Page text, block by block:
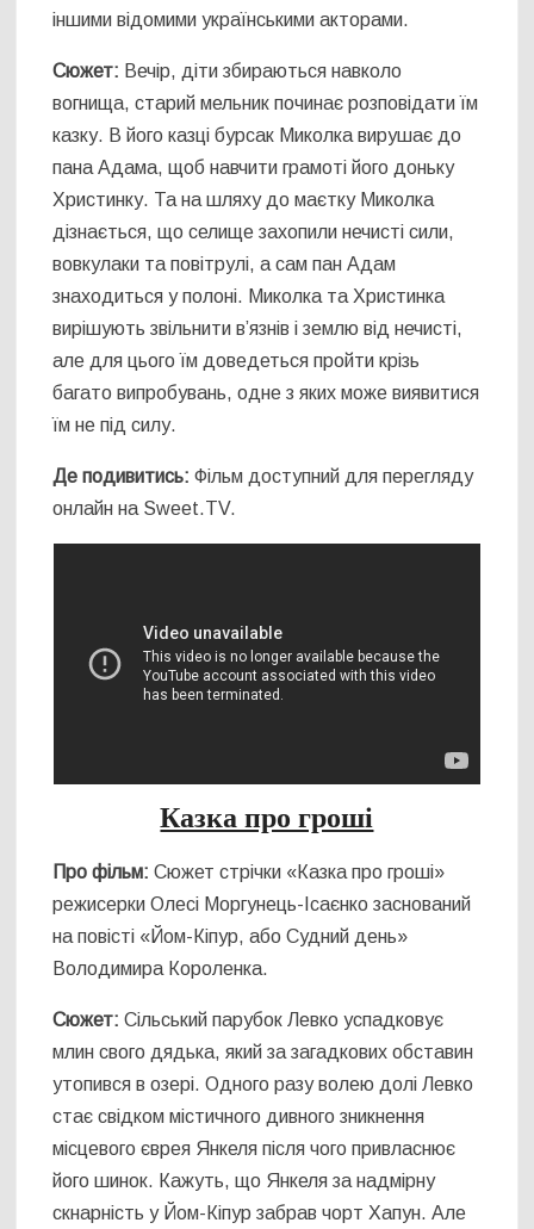
іншими відомими українськими акторами.
Сюжет: Вечір, діти збираються навколо
вогнища, старий мельник починає розповідати їм
казку. В його казці бурсак Миколка вирушає до
пана Адама, щоб навчити грамоті його доньку
Христинку. Та на шляху до маєтку Миколка
дізнається, що селище захопили нечисті сили,
вовкулаки та повітрулі, а сам пан Адам
знаходиться у полоні. Миколка та Христинка
вирішують звільнити в’язнів і землю від нечисті,
але для цього їм доведеться пройти крізь
багато випробувань, одне з яких може виявитися
їм не під силу.
Де подивитись:Фільм доступний для перегляду
онлайн на Sweet.TV.
Казка про гроші
Про фільм:Сюжет стрічки «Казка про гроші»
режисерки Олесі Моргунець-Ісаєнко заснований
на повісті «Йом-Кіпур, або Судний день»
Володимира Короленка.
Сюжет:Сільський парубок Левко успадковує
млин свого дядька, який за загадкових обставин
утопився в озері. Одного разу волею долі Левко
стає свідком містичного дивного зникнення
місцевого єврея Янкеля після чого привласнює
його шинок. Кажуть, що Янкеля за надмірну
скнарність у Йом-Кіпур забрав чорт Хапун. Але